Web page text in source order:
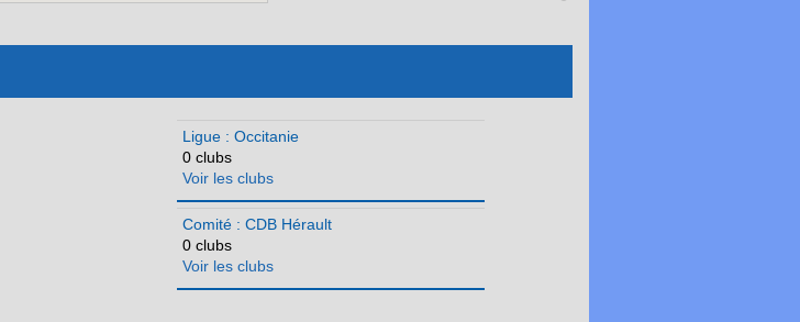
CDB Gers
Ligue : Occitanie
0 clubs
Voir les clubs
Comité : CDB Hérault
0 clubs
Voir les clubs